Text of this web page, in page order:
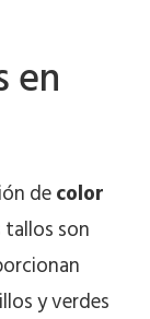
en
decolor
tallos son
y verdes